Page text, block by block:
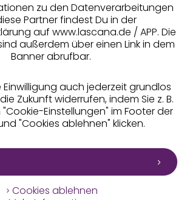
zu den Datenverarbeitungen
Partner findest Du in der
auf www.lascana.de / APP. Die
außerdem über einen Link in dem
Banner abrufbar.
Einwilligung auch jederzeit grundlos
Zukunft widerrufen, indem Sie z. B.
Einstellungen" im Footer der
"Cookies ablehnen" klicken.
Cookies ablehnen